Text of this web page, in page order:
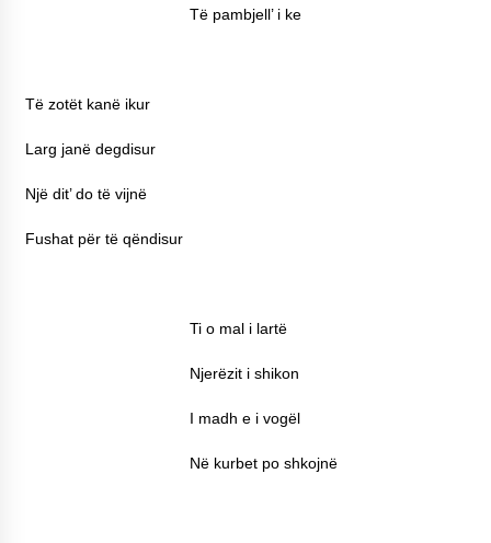
Të pambjell’ i ke
Të zotët kanë ikur
Larg janë degdisur
Një dit’ do të vijnë
Fushat për të qëndisur
Ti o mal i lartë
Njerëzit i shikon
I madh e i vogël
Në kurbet po shkojnë